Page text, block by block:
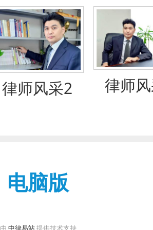
律师风采2 律师
电脑版
由 中律易站提供技术支持